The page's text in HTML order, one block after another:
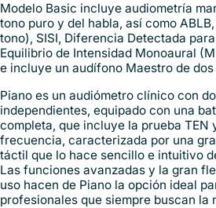
Modelo Basic incluye audiometría
tono puro y del habla, así como
tono), SISI, Diferencia Detectada
Equilibrio de Intensidad Monoaural
e incluye un audífono Maestro de
Piano es un audiómetro clínico con
independientes, equipado con una
completa, que incluye la prueba TEN
frecuencia, caracterizada por una
táctil que lo hace sencillo e intuitivo
Las funciones avanzadas y la gran
uso hacen de Piano la opción ideal
profesionales que siempre buscan la